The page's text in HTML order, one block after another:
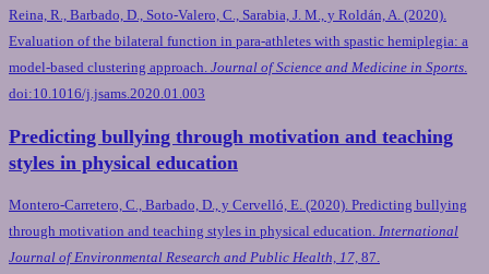
Reina, R., Barbado, D., Soto-Valero, C., Sarabia, J. M., y Roldán, A. (2020).
Evaluation of the bilateral function in para-athletes with spastic hemiplegia: a
model-based clustering approach. Journal of Science and Medicine in Sports.
doi:10.1016/j.jsams.2020.01.003
Predicting bullying through motivation and teaching
styles in physical education
Montero-Carretero, C., Barbado, D., y Cervelló, E. (2020). Predicting bullying
through motivation and teaching styles in physical education. International
Journal of Environmental Research and Public Health, 17, 87.